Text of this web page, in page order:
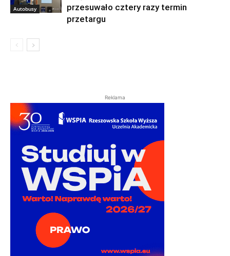
Autobusy
przesuwało cztery razy termin
przetargu
Reklama